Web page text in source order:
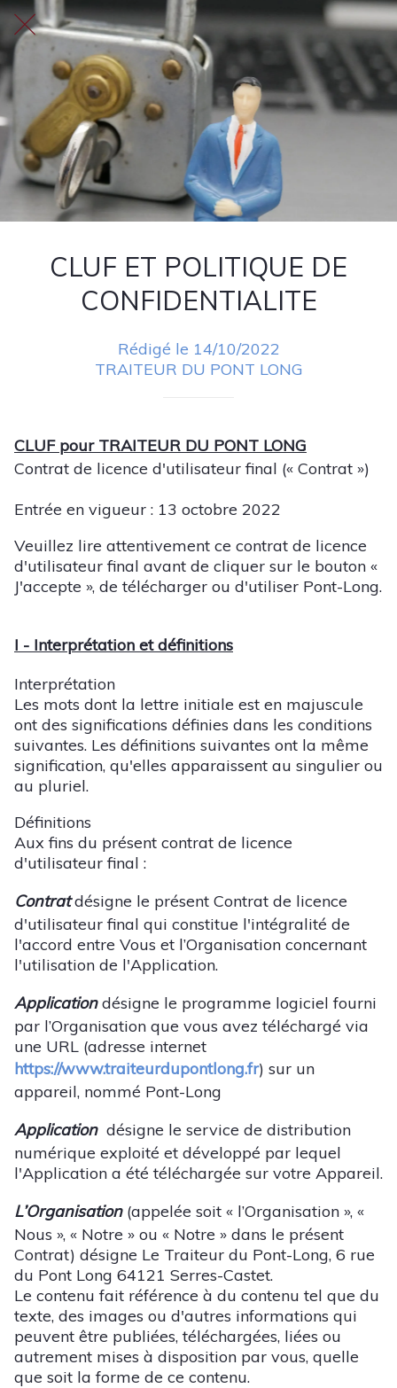
CLUF ET POLITIQUE DE
CONFIDENTIALITE
Rédigé le 14/10/2022
TRAITEUR DU PONT LONG
CLUF pour TRAITEUR DU PONT LONG
Contrat de licence d'utilisateur final (« Contrat »)
Entrée en vigueur : 13 octobre 2022
Veuillez lire attentivement ce contrat de licence
d'utilisateur final avant de cliquer sur le bouton «
J'accepte », de télécharger ou d'utiliser Pont-Long.
I - Interprétation et définitions
Interprétation
Les mots dont la lettre initiale est en majuscule
ont des significations définies dans les conditions
suivantes. Les définitions suivantes ont la même
signification, qu'elles apparaissent au singulier ou
au pluriel.
Définitions
Aux fins du présent contrat de licence
d'utilisateur final :
Contratdésigne le présent Contrat de licence
d'utilisateur final qui constitue l'intégralité de
l'accord entre Vous et l’Organisation concernant
l'utilisation de l'Application.
Applicationdésigne le programme logiciel fourni
par l’Organisation que vous avez téléchargé via
une URL (adresse internet
https://www.traiteurdupontlong.fr) sur un
appareil, nommé Pont-Long
Application désigne le service de distribution
numérique exploité et développé par lequel
l'Application a été téléchargée sur votre Appareil.
L’Organisation(appelée soit « l’Organisation », «
Nous », « Notre » ou « Notre » dans le présent
Contrat) désigne Le Traiteur du Pont-Long, 6 rue
du Pont Long 64121 Serres-Castet.
Le contenu fait référence à du contenu tel que du
texte, des images ou d'autres informations qui
peuvent être publiées, téléchargées, liées ou
autrement mises à disposition par vous, quelle
que soit la forme de ce contenu.